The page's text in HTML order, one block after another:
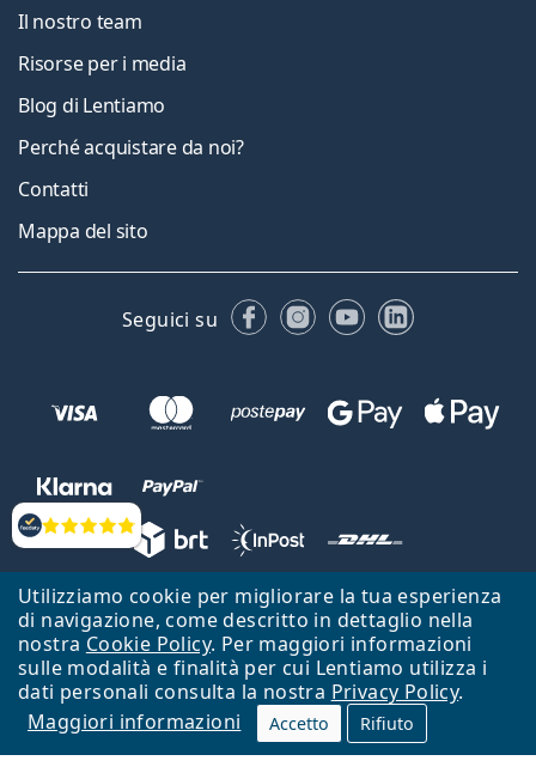
Utilizziamo cookie per migliorare la tua esperienza
di navigazione, come descritto in dettaglio nella
nostra Cookie Policy. Per maggiori informazioni
sulle modalità e finalità per cui Lentiamo utilizza i
dati personali consulta la nostra Privacy Policy.
Maggiori informazioni
Accetto Rifiuto
Valutazione
Il nostro team
Risorse per i media
Blog di Lentiamo
Perché acquistare da noi?
Contatti
Mappa del sito
Seguici su FacebookInstagram
YouTubeLinkedIn
Lentiamo s.r.o., Vídeňská 12, 37833 Nová Bystřice, Repubblica Ceca.
Partita IVA: CZ26104784
Torna alla Home Page
Vai all'inizio
Il sito Lentiamo.it è proprietà di Lentiamo s.r.o., che ne detiene la
Online - per te - da 18 anni!